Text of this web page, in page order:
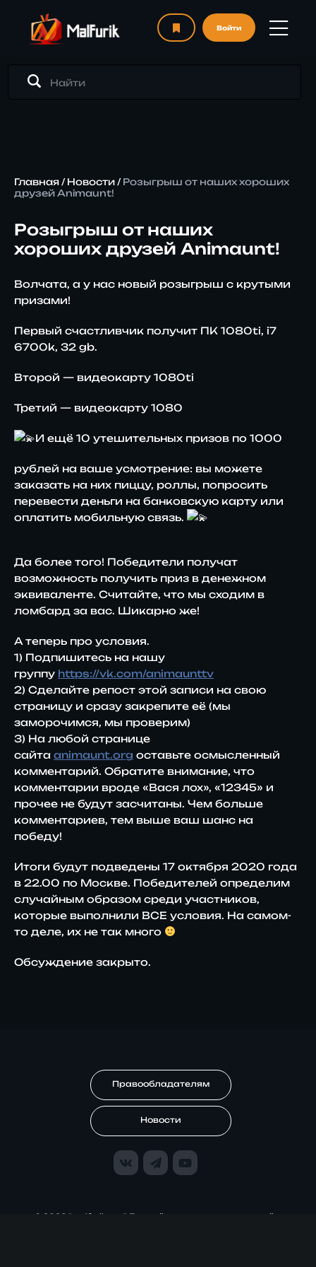
Войти
Главная/ Новости/ Розыгрыш от наших хороших
друзей Animaunt!
Розыгрыш от наших
хороших друзей Animaunt!
Волчата, а у нас новый розыгрыш с крутыми
призами!
Первый счастливчик получит ПК 1080ti, i7
6700k, 32 gb.
Второй — видеокарту 1080ti
Третий — видеокарту 1080
И ещё 10 утешительных призов по 1000
рублей на ваше усмотрение: вы можете
заказать на них пиццу, роллы, попросить
перевести деньги на банковскую карту или
оплатить мобильную связь.
Да более того! Победители получат
возможность получить приз в денежном
эквиваленте. Считайте, что мы сходим в
ломбард за вас. Шикарно же!
А теперь про условия.
1) Подпишитесь на нашу
группу https://vk.com/animaunttv
2) Сделайте репост этой записи на свою
страницу и сразу закрепите её (мы
заморочимся, мы проверим)
3) На любой странице
сайта animaunt.org оставьте осмысленный
комментарий. Обратите внимание, что
комментарии вроде «Вася лох», «12345» и
прочее не будут засчитаны. Чем больше
комментариев, тем выше ваш шанс на
победу!
Итоги будут подведены 17 октября 2020 года
в 22.00 по Москве. Победителей определим
случайным образом среди участников,
которые выполнили ВСЕ условия. На самом-
то деле, их не так много
Обсуждение закрыто.
Правообладателям
Новости
© 2026 "malfurik.org" Лучший кинотеатр рунета онлайн.